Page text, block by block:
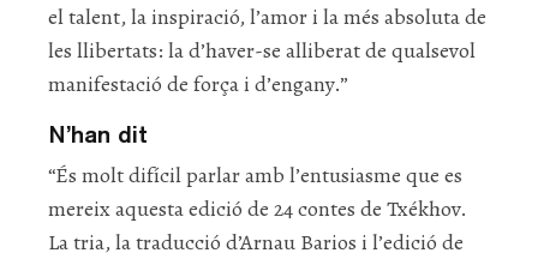
el talent, la inspiració, l’amor i la més absoluta de
les llibertats: la d’haver-se alliberat de qualsevol
manifestació de força i d’engany.”
N’han dit
“És molt difícil parlar amb l’entusiasme que es
mereix aquesta edició de 24 contes de Txékhov.
La tria, la traducció d’Arnau Barios i l’edició de